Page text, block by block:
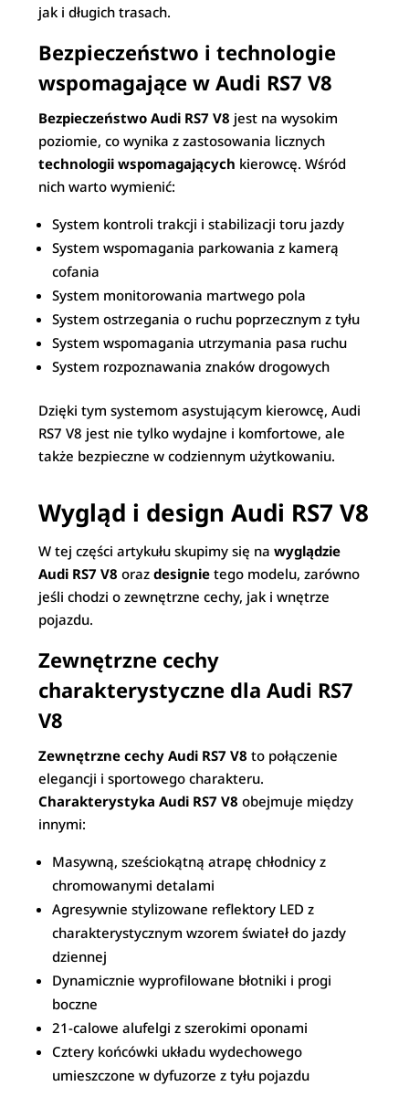
jak i długich trasach.
Bezpieczeństwo i technologie
wspomagające w Audi RS7 V8
Bezpieczeństwo Audi RS7 V8 jest na wysokim
poziomie, co wynika z zastosowania licznych
technologii wspomagających kierowcę. Wśród
nich warto wymienić:
System kontroli trakcji i stabilizacji toru jazdy
System wspomagania parkowania z kamerą
cofania
System monitorowania martwego pola
System ostrzegania o ruchu poprzecznym z tyłu
System wspomagania utrzymania pasa ruchu
System rozpoznawania znaków drogowych
Dzięki tym systemom asystującym kierowcę, Audi
RS7 V8 jest nie tylko wydajne i komfortowe, ale
także bezpieczne w codziennym użytkowaniu.
Wygląd i design Audi RS7 V8
W tej części artykułu skupimy się nawyglądzie
Audi RS7 V8 orazdesignie tego modelu, zarówno
jeśli chodzi o zewnętrzne cechy, jak i wnętrze
pojazdu.
Zewnętrzne cechy
charakterystyczne dla Audi RS7
V8
Zewnętrzne cechy Audi RS7 V8 to połączenie
elegancji i sportowego charakteru.
Charakterystyka Audi RS7 V8 obejmuje między
innymi:
Masywną, sześciokątną atrapę chłodnicy z
chromowanymi detalami
Agresywnie stylizowane reflektory LED z
charakterystycznym wzorem świateł do jazdy
dziennej
Dynamicznie wyprofilowane błotniki i progi
boczne
21-calowe alufelgi z szerokimi oponami
Cztery końcówki układu wydechowego
umieszczone w dyfuzorze z tyłu pojazdu